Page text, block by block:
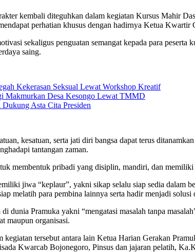
kembali diteguhkan dalam kegiatan Kursus Mahir
perhatian khusus dengan hadirnya Ketua
sekaligus penguatan semangat kepada para
saing.
Kekerasan Seksual Lewat Workshop Kreatif
Makmurkan Desa Kesongo Lewat TMMD
Asta Cita Presiden
kesatuan, serta jati diri bangsa dapat terus
tantangan zaman.
membentuk pribadi yang disiplin, mandiri, dan
jiwa “keplaur”, yakni sikap selalu siap sedia dalam
melatih para pembina lainnya serta hadir menjadi solusi
dunia Pramuka yakni “mengatasi masalah tanpa
maupun organisasi.
tersebut antara lain Ketua Harian Gerakan
Kwarcab Bojonegoro, Pinsus dan jajaran pelatih,